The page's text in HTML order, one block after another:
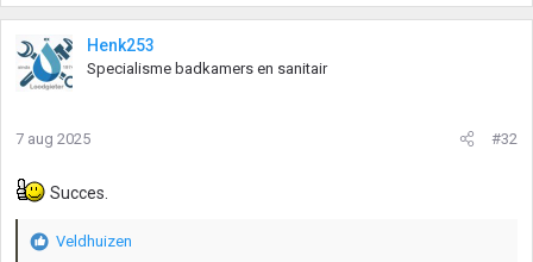
Henk253
Specialisme badkamers en sanitair
7 aug 2025 #32
Succes.
W
Veldhuizen